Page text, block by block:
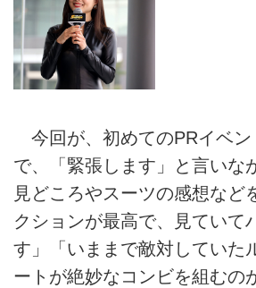
今回が、初めてのPRイベン
で、「緊張します」と言いな
見どころやスーツの感想な
クションが最高で、見ていて
す」「いままで敵対していた
ートが絶妙なコンビを組むの